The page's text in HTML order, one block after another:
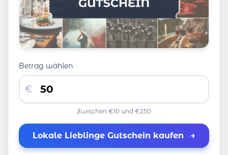
Betrag wählen
€
Zwischen €10 und €250
Lokale Lieblinge Gutschein kaufen →